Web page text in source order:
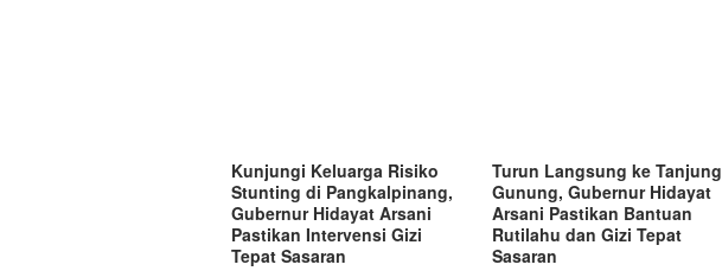
Kunjungi Keluarga Risiko
Stunting di Pangkalpinang,
Gubernur Hidayat Arsani
Pastikan Intervensi Gizi
Tepat Sasaran
Turun Langsung ke Tanjung
Gunung, Gubernur Hidayat
Arsani Pastikan Bantuan
Rutilahu dan Gizi Tepat
Sasaran